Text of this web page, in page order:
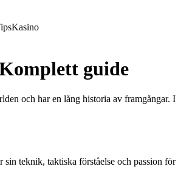
Kasino
guide
och har en lång historia av
teknik, taktiska förståelse och passion